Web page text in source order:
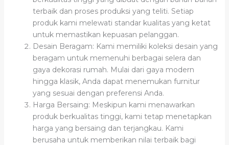
terbaik dan proses produksi yang teliti. Setiap
produk kami melewati standar kualitas yang ketat
untuk memastikan kepuasan pelanggan.
Desain Beragam: Kami memiliki koleksi desain yang
beragam untuk memenuhi berbagai selera dan
gaya dekorasi rumah. Mulai dari gaya modern
hingga klasik, Anda dapat menemukan furnitur
yang sesuai dengan preferensi Anda.
Harga Bersaing: Meskipun kami menawarkan
produk berkualitas tinggi, kami tetap menetapkan
harga yang bersaing dan terjangkau. Kami
berusaha untuk memberikan nilai terbaik bagi